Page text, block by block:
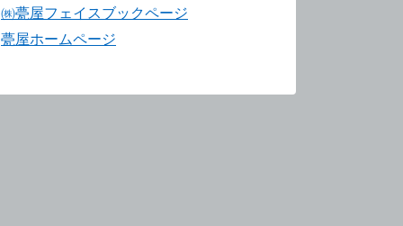
㈱甍屋フェイスブックページ
甍屋ホームページ